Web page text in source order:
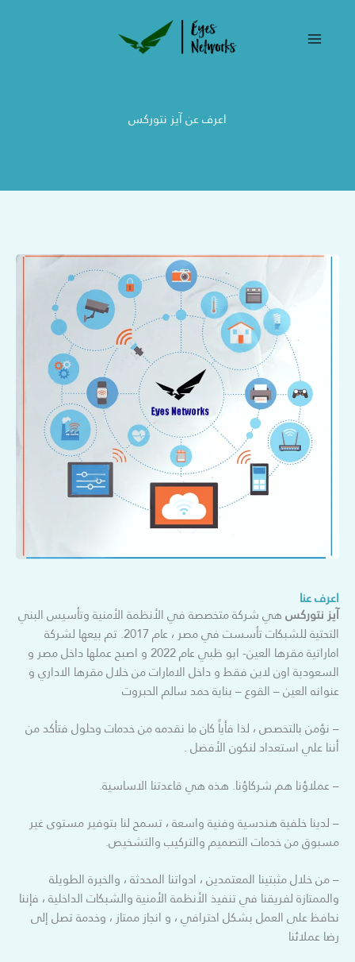
المحتوى
اعرف عن آيز نتوركس
اعرف عنا
آيز نتوركسهي شركة متخصصة في الأنظمة الأمنية وتأسيس البني
التحتية للشبكات تأسست في مصر ، عام 2017. تم بيعها لشركة
اماراتية مقرها العين- ابو ظبي عام 2022 و اصبح عملها داخل مصر و
السعودية اون لاين فقط و داخل الامارات من خلال مقرها الاداري و
عنوانه العين – القوع – بناية حمد سالم الحبروت
– نؤمن بالتخصص ، لذا فأياً كان ما نقدمه من خدمات وحلول فتأكد من
أننا علي استعداد لنكون الأفضل .
– عملاؤنا هم شركاؤنا. هذه هي قاعدتنا الاساسية.
– لدينا خلفية هندسية وفنية واسعة ، تسمح لنا بتوفير مستوى غير
مسبوق من خدمات التصميم والتركيب والتشخيص.
– من خلال مثبتينا المعتمدين ، ادواتنا المحدثة ، والخبرة الطويلة
والممتازة لفريقنا في تنفيذ الأنظمة الأمنية والشبكات الداخلية ، فإننا
نحافظ على العمل بشكل احترافي ، و انجاز ممتاز ، وخدمة تصل إلى
رضا عملائنا